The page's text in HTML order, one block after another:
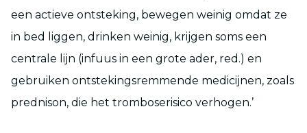
een actieve ontsteking, bewegen weinig omdat ze
in bed liggen, drinken weinig, krijgen soms een
centrale lijn (infuus in een grote ader, red.) en
gebruiken ontstekingsremmende medicijnen, zoals
prednison, die het tromboserisico verhogen.’